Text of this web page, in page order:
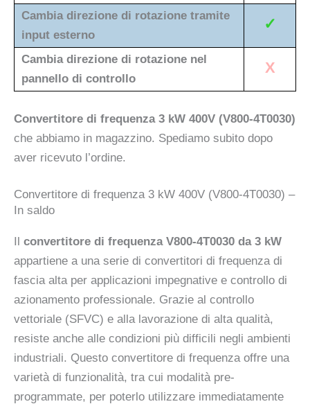
Cambia direzione di rotazione tramite
input esterno
✓
Cambia direzione di rotazione nel
pannello di controllo
X
Convertitore di frequenza 3 kW 400V (V800-4T0030)
che abbiamo in magazzino. Spediamo subito dopo
aver ricevuto l’ordine.
Convertitore di frequenza 3 kW 400V (V800-4T0030) –
In saldo
Il convertitore di frequenza V800-4T0030 da 3 kW
appartiene a una serie di convertitori di frequenza di
fascia alta per applicazioni impegnative e controllo di
azionamento professionale. Grazie al controllo
vettoriale (SFVC) e alla lavorazione di alta qualità,
resiste anche alle condizioni più difficili negli ambienti
industriali. Questo convertitore di frequenza offre una
varietà di funzionalità, tra cui modalità pre-
programmate, per poterlo utilizzare immediatamente